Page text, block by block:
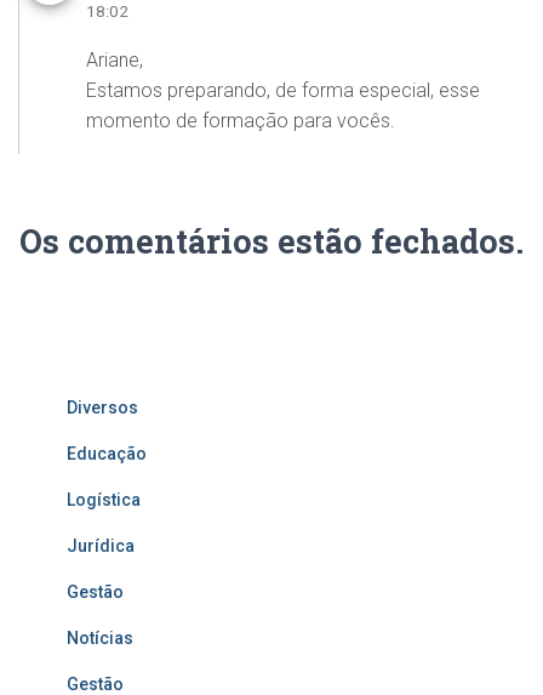
18:02
Ariane,
Estamos preparando, de forma especial, esse
momento de formação para vocês.
Os comentários estão fechados.
Diversos
Educação
Logística
Jurídica
Gestão
Notícias
Gestão